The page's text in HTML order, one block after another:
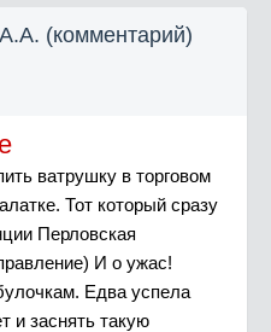
(комментарий)
ватрушку в торговом
Тот который сразу
Перловская
И о ужас!
Едва успела
и заснять такую